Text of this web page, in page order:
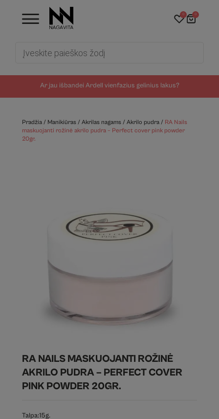
Ar jau išbandei Ardell vienfazius gelinius lakus?
0 0
Pradžia/ Manikiūras/ Akrilas nagams/ Akrilo pudra/ RA Nails
maskuojanti rožinė akrilo pudra – Perfect cover pink powder
20gr.
RA NAILS MASKUOJANTI ROŽINĖ
AKRILO PUDRA – PERFECT COVER
PINK POWDER 20GR.
Talpa:15g.